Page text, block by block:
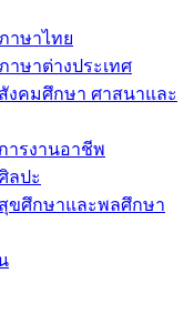
าษาไทย
าษาต่างประเทศ
งคมศึกษา ศาสนาและ
ารงานอาชีพ
ลปะ
ขศึกษาและพลศึกษา